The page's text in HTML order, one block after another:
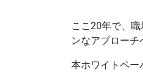
ここ20年で、
ンなアプロー
本ホワイトペー